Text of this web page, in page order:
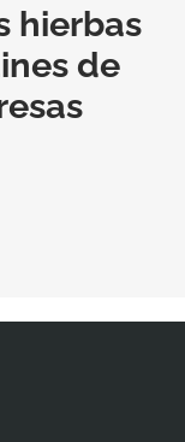
hierbas
de